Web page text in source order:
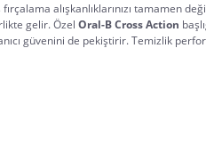
fırçalama alışkanlıklarınızı tamamen
gelir. Özel Oral-B Cross Action
güvenini de pekiştirir. Temizlik